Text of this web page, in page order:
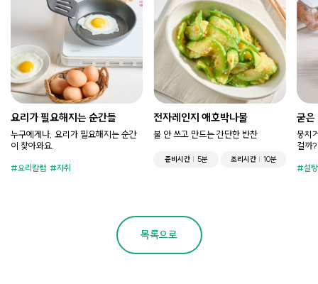
요리가 필요해지는 순간들
누구에게나, 요리가 필요해지는 순간
이 찾아와요.
요리칼럼 자취
전자레인지 애호박나물
불 안 쓰고 만드는 간단한 반찬
준비시간 5분 조리시간 10분
굳은
뭉치
걸까?
설탕
목록으로